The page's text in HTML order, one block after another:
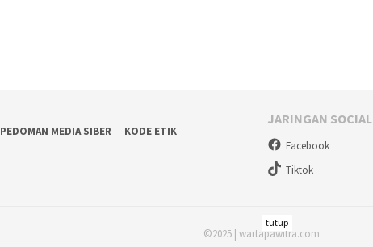
PEDOMAN MEDIA SIBER
KODE ETIK
JARINGAN SOCIAL
Facebook
Tiktok
©2025 | wartapawitra.com
tutup